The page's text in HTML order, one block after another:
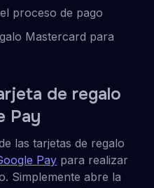
proceso de pago
Mastercard para
de regalo
Pay
las tarjetas de regalo
Pay para realizar
Simplemente abre la